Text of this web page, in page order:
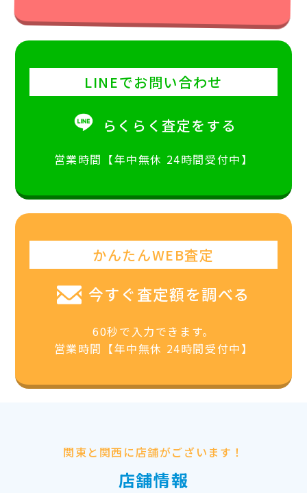
LINEでお問い合わせ
らくらく査定をする
営業時間【年中無休 24時間受付中】
かんたんWEB査定
今すぐ査定額を調べる
60秒で入力できます。
営業時間【年中無休 24時間受付中】
関東と関西に店舗がございます！
店舗情報